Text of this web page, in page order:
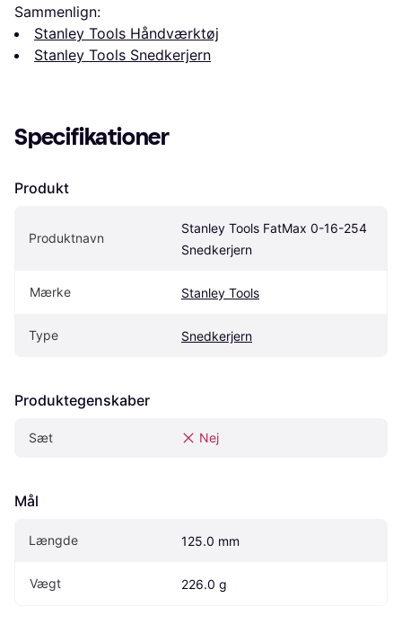
Sammenlign:
Stanley Tools Håndværktøj
Stanley Tools Snedkerjern
Specifikationer
Produkt
Produktnavn
Stanley Tools FatMax 0-16-254
Snedkerjern
Mærke Stanley Tools
Type Snedkerjern
Produktegenskaber
Sæt Nej
Mål
Længde 125.0 mm
Vægt 226.0 g